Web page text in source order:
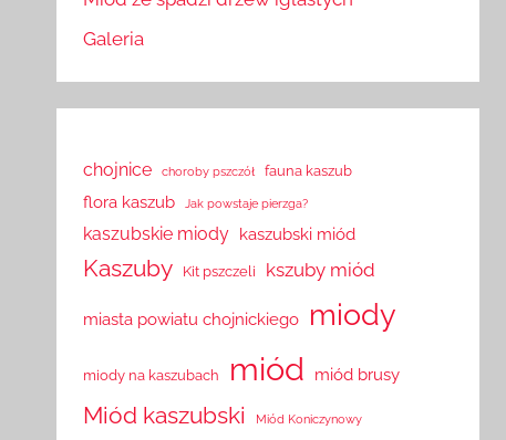
Galeria
chojnice choroby pszczół fauna kaszub
flora kaszub Jak powstaje pierzga?
kaszubskie miody kaszubski miód
Kaszuby Kit pszczeli kszuby miód
miasta powiatu chojnickiego miody
miody na kaszubach miód miód brusy
Miód kaszubski Miód Koniczynowy